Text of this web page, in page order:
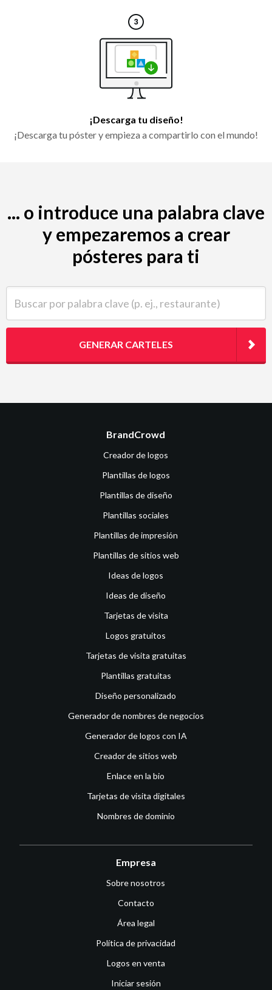
¡Descarga tu diseño!
¡Descarga tu póster y empieza a compartirlo con el mundo!
... o introduce una palabra clave
y empezaremos a crear
pósteres para ti
GENERAR CARTELES
BrandCrowd
Creador de logos
Plantillas de logos
Plantillas de diseño
Plantillas sociales
Plantillas de impresión
Plantillas de sitios web
Ideas de logos
Ideas de diseño
Tarjetas de visita
Logos gratuitos
Tarjetas de visita gratuitas
Plantillas gratuitas
Diseño personalizado
Generador de nombres de negocios
Generador de logos con IA
Creador de sitios web
Enlace en la bio
Tarjetas de visita digitales
Nombres de dominio
Empresa
Sobre nosotros
Contacto
Área legal
Política de privacidad
Logos en venta
Iniciar sesión